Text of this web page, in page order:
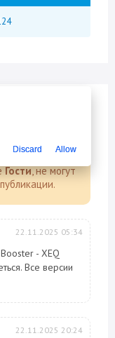
Гости, не могут
22.11.2025 05:34
- XEQ
Все версии
22.11.2025 20:24
Discard Allow